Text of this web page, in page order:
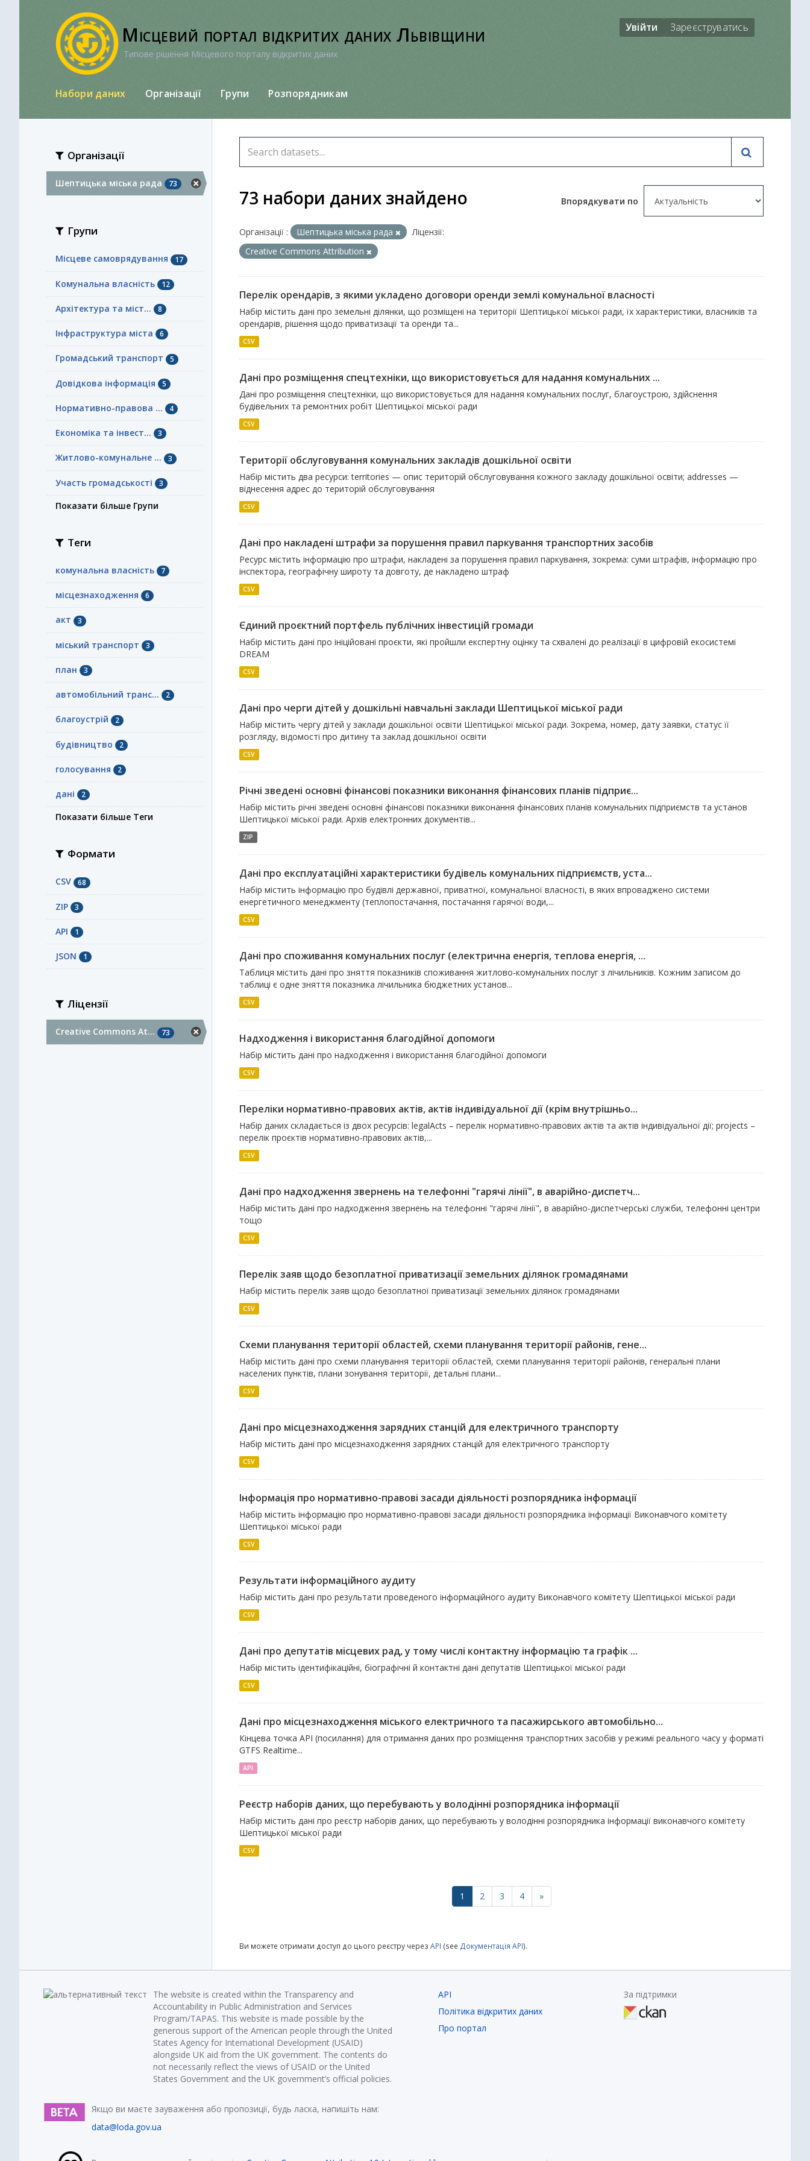
Місцевий портал відкритих даних Львівщини
Типове рішення Місцевого порталу відкритих даних
Увійти Зареєструватись
Набори даних Організації Групи Розпорядникам
Організації
Шептицька міська рада 73
Групи
Місцеве самоврядування 17
Комунальна власність 12
Архітектура та міст... 8
Інфраструктура міста 6
Громадський транспорт 5
Довідкова інформація 5
Нормативно-правова ... 4
Економіка та інвест... 3
Житлово-комунальне ... 3
Участь громадськості 3
Показати більше Групи
Теги
комунальна власність 7
місцезнаходження 6
акт 3
міський транспорт 3
план 3
автомобільний транс... 2
благоустрій 2
будівництво 2
голосування 2
дані 2
Показати більше Теги
Формати
CSV 68
ZIP 3
API 1
JSON 1
Ліцензії
Creative Commons At... 73
Впорядкувати по
73 набори даних знайдено
Організації : Шептицька міська рада
Ліцензії:
Creative Commons Attribution
Перелік орендарів, з якими укладено договори оренди землі комунальної власності
Набір містить дані про земельні ділянки, що розміщені на території Шептицької міської ради, їх характеристики, власників та
орендарів, рішення щодо приватизації та оренди та...
CSV
Дані про розміщення спецтехніки, що використовується для надання комунальних ...
Дані про розміщення спецтехніки, що використовується для надання комунальних послуг, благоустрою, здійснення
будівельних та ремонтних робіт Шептицької міської ради
CSV
Території обслуговування комунальних закладів дошкільної освіти
Набір містить два ресурси: territories — опис територій обслуговування кожного закладу дошкільної освіти; addresses —
віднесення адрес до територій обслуговування
CSV
Дані про накладені штрафи за порушення правил паркування транспортних засобів
Ресурс містить інформацію про штрафи, накладені за порушення правил паркування, зокрема: суми штрафів, інформацію про
інспектора, географічну широту та довготу, де накладено штраф
CSV
Єдиний проєктний портфель публічних інвестицій громади
Набір містить дані про ініційовані проєкти, які пройшли експертну оцінку та схвалені до реалізації в цифровій екосистемі
DREAM
CSV
Дані про черги дітей у дошкільні навчальні заклади Шептицької міської ради
Набір містить чергу дітей у заклади дошкільної освіти Шептицької міської ради. Зокрема, номер, дату заявки, статус її
розгляду, відомості про дитину та заклад дошкільної освіти
CSV
Річні зведені основні фінансові показники виконання фінансових планів підприє...
Набір містить річні зведені основні фінансові показники виконання фінансових планів комунальних підприємств та установ
Шептицької міської ради. Архів електронних документів...
ZIP
Дані про експлуатаційні характеристики будівель комунальних підприємств, уста...
Набір містить інформацію про будівлі державної, приватної, комунальної власності, в яких впроваджено системи
енергетичного менеджменту (теплопостачання, постачання гарячої води,...
CSV
Дані про споживання комунальних послуг (електрична енергія, теплова енергія, ...
Таблиця містить дані про зняття показників споживання житлово-комунальних послуг з лічильників. Кожним записом до
таблиці є одне зняття показника лічильника бюджетних установ...
CSV
Надходження і використання благодійної допомоги
Набір містить дані про надходження і використання благодійної допомоги
CSV
Переліки нормативно-правових актів, актів індивідуальної дії (крім внутрішньо...
Набір даних складається із двох ресурсів: legalActs – перелік нормативно-правових актів та актів індивідуальної дії; projects –
перелік проєктів нормативно-правових актів,...
CSV
Дані про надходження звернень на телефонні "гарячі лінії", в аварійно-диспетч...
Набір містить дані про надходження звернень на телефонні "гарячі лінії", в аварійно-диспетчерські служби, телефонні центри
тощо
CSV
Перелік заяв щодо безоплатної приватизації земельних ділянок громадянами
Набір містить перелік заяв щодо безоплатної приватизації земельних ділянок громадянами
CSV
Схеми планування території областей, схеми планування території районів, гене...
Набір містить дані про схеми планування території областей, схеми планування території районів, генеральні плани
населених пунктів, плани зонування території, детальні плани...
CSV
Дані про місцезнаходження зарядних станцій для електричного транспорту
Набір містить дані про місцезнаходження зарядних станцій для електричного транспорту
CSV
Інформація про нормативно-правові засади діяльності розпорядника інформації
Набір містить інформацію про нормативно-правові засади діяльності розпорядника інформації Виконавчого комітету
Шептицької міської ради
CSV
Результати інформаційного аудиту
Набір містить дані про результати проведеного інформаційного аудиту Виконавчого комітету Шептицької міської ради
CSV
Дані про депутатів місцевих рад, у тому числі контактну інформацію та графік ...
Набір містить ідентифікаційні, біографічні й контактні дані депутатів Шептицької міської ради
CSV
Дані про місцезнаходження міського електричного та пасажирського автомобільно...
Кінцева точка API (посилання) для отримання даних про розміщення транспортних засобів у режимі реального часу у форматі
GTFS Realtime...
API
Реєстр наборів даних, що перебувають у володінні розпорядника інформації
Набір містить дані про реєстр наборів даних, що перебувають у володінні розпорядника інформації виконавчого комітету
Шептицької міської ради
CSV
1 2 3 4 »
Ви можете отримати доступ до цього реєстру через API (see Документація API).
The website is created within the Transparency and
Accountability in Public Administration and Services
Program/TAPAS. This website is made possible by the
generous support of the American people through the United
States Agency for International Development (USAID)
alongside UK aid from the UK government. The contents do
not necessarily reflect the views of USAID or the United
States Government and the UK government’s official policies.
Якщо ви маєте зауваження або пропозиції, будь ласка, напишіть нам:
data@loda.gov.ua
API
Політика відкритих даних
Про портал
За підтримки